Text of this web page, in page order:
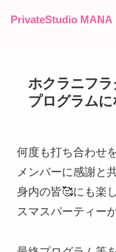
PrivateStudio MANA
ホクラニフ
プログラム
何度も打ち合わせ
メンバーに感謝と
身内の皆🥰にも楽
スマスパーティー